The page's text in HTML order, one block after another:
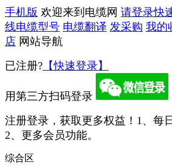
手机版 欢迎来到电缆网 请登录快
线电缆型号 电缆翻译 发采购 我的
店 网站导航
已注册? 【快速登录】
用第三方扫码登录
注册登录，获取更多权益！ 1、每
2、更多会员功能。
综合区